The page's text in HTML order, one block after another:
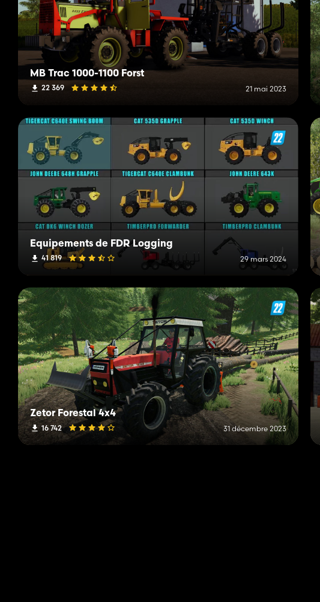
MB Trac 1000-1100 Forst
22 369 21 mai 2023
Équipements de FDR Logging
41 819 29 mars 2024
Zetor Forestal 4x4
16 742 31 décembre 2023